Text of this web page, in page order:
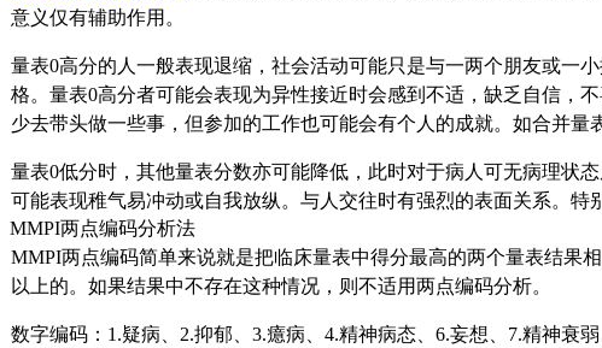
意义仅有辅助作用。
量表0高分的人一般表现退缩，社会活动可能只是与一两个朋友或一
格。量表0高分者可能会表现为异性接近时会感到不适，缺乏自信，
少去带头做一些事，但参加的工作也可能会有个人的成就。如合并量
量表0低分时，其他量表分数亦可能降低，此时对于病人可无病理状
可能表现稚气易冲动或自我放纵。与人交往时有强烈的表面关系。
MMPI两点编码分析法
MMPI两点编码简单来说就是把临床量表中得分最高的两个量表结果
以上的。如果结果中不存在这种情况，则不适用两点编码分析。
数字编码：1.疑病、2.抑郁、3.癔病、4.精神病态、6.妄想、7.精神衰